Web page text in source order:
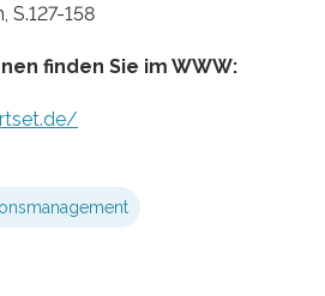
S.127-158
finden Sie im WWW: